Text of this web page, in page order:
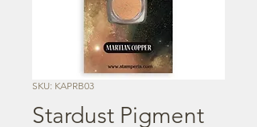
SKU: KAPRB03
Stardust Pigment